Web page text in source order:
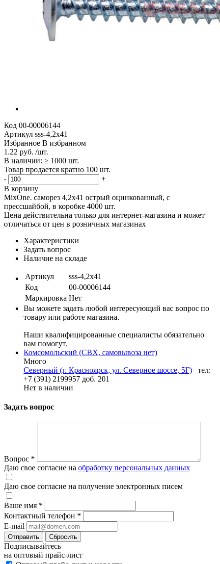
Код 00-00006144
Артикул sss-4,2х41
Избранное В избранном
1.22 руб. /шт.
В наличии: ≥ 1000 шт.
Товар продается кратно 100 шт.
-
+
В корзину
MixOne. cаморез 4,2х41 острый оцинкованный, с
прессшайбой, в коробке 4000 шт.
Цена действительна только для интернет-магазина и может
отличаться от цен в розничных магазинах
Характеристики
Задать вопрос
Наличие на складе
Артикул
sss-4,2х41
Код
00-00006144
Маркировка Нет
Вы можете задать любой интересующий вас вопрос по
товару или работе магазина.
Наши квалифицированные специалисты обязательно
вам помогут.
Комсомольский (СВХ, самовывоза нет)
Много
Северный (г. Красноярск, ул. Северное шоссе, 5Г)
тел:
+7 (391) 2199957 доб. 201
Нет в наличии
Задать вопрос
Вопрос *
Даю свое согласие на обработку персональных данных
Даю свое согласие на получение электронных писем
Ваше имя *
Контактный телефон *
E-mail
Отправить Сбросить
Подписывайтесь
на оптовый прайс-лист